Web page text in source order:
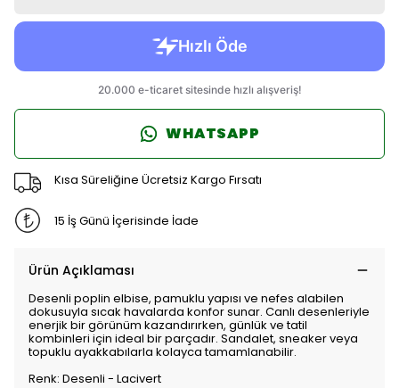
WHATSAPP
Kısa Süreliğine Ücretsiz Kargo Fırsatı
15 İş Günü İçerisinde İade
Ürün Açıklaması
Desenli poplin elbise, pamuklu yapısı ve nefes alabilen
dokusuyla sıcak havalarda konfor sunar. Canlı desenleriyle
enerjik bir görünüm kazandırırken, günlük ve tatil
kombinleri için ideal bir parçadır. Sandalet, sneaker veya
topuklu ayakkabılarla kolayca tamamlanabilir.
Renk: Desenli - Lacivert